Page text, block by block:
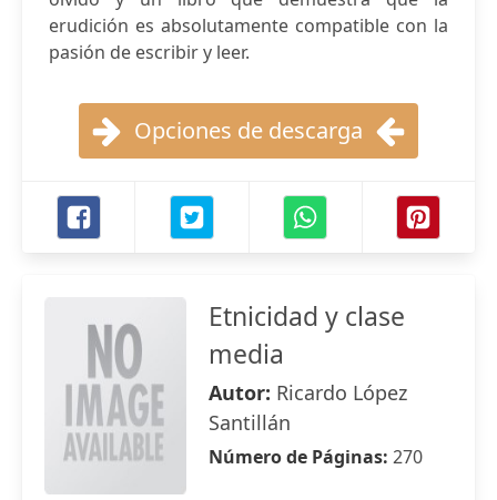
erudición es absolutamente compatible con la
pasión de escribir y leer.
Opciones de descarga
Etnicidad y clase
media
Autor: Ricardo López
Santillán
Número de Páginas: 270